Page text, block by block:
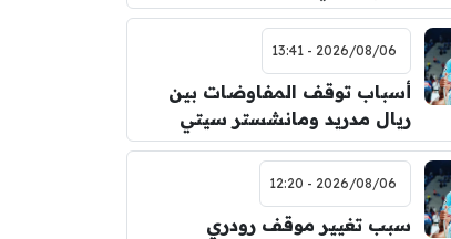
2026/08/06 - 13:41
أسباب توقف المفاوضات بين
ريال مدريد ومانشستر سيتي
2026/08/06 - 12:20
سبب تغيير موقف رودري